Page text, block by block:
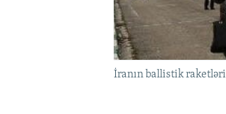
İranın ballistik raketləri